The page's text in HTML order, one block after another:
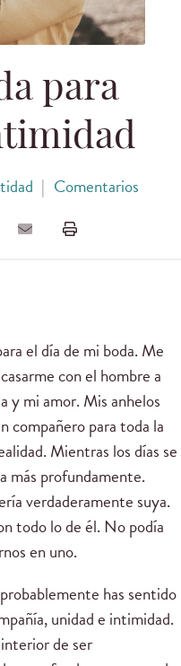
para
| Comentarios
el día de mi boda. Me
con el hombre a
y mi amor. Mis anhelos
compañero para toda la
Mientras los días se
más profundamente.
verdaderamente suya.
todo lo de él. No podía
en uno.
has sentido
unidad e intimidad.
de ser